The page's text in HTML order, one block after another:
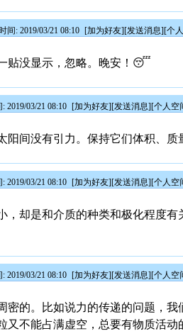
间: 2019/03/21 08:10 [加为好友][发送消息][个
贴没显示，忽略。晚安！😴
2019/03/21 08:10 [加为好友][发送消息][个人空
阳间没有引力。保持它们体积、
2019/03/21 08:10 [加为好友][发送消息][个人空
，却是和介质的种类和极化程度
2019/03/21 08:10 [加为好友][发送消息][个人空
密的。比如说力的传递的问题，
又不能占满虚空，总要有物质活